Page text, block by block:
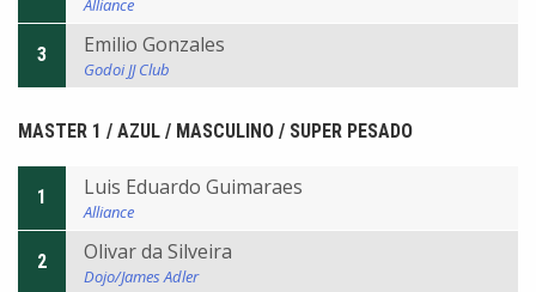
Alliance
3 Emilio Gonzales
Godoi JJ Club
MASTER 1 / AZUL / MASCULINO / SUPER PESADO
1 Luis Eduardo Guimaraes
Alliance
2 Olivar da Silveira
Dojo/James Adler